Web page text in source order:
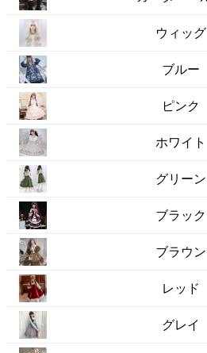
ウィッグ
ブルー
ピンク
ホワイト
グリーン
ブラック
ブラウン
レッド
グレイ